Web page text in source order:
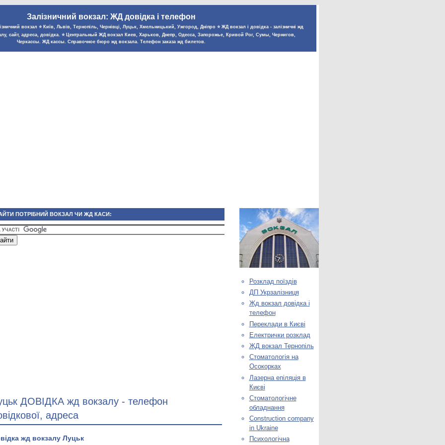
Залізничний вокзал: ЖД довідка і телефон
вокзал ⭐️ Київ, Львів, Тернопіль, Чернівці, Луцьк, Хмельницький, Ужгород, Дніпро ⭐️ ЖД вокзал і довідка - залізничні жд
сайт, адреса, довідка. ⭐️ Центральный ЖД вокзал Киев, Харьков, Днепр, Одесса, Запорожье, Кривой Рог, Сумы, Чернигов,
Черкассы. ЖД кассы. Справочное бюро жд вокзала. Телефон заказа жд билетов.
ПОТРІБНИЙ ВОКЗАЛ ЧИ ЖД КАСИ:
ДОВІДКА жд вокзалу - телефон
адреса
жд вокзалу Луцьк
Розклад поїздів
ДП Укрзалізниця
Жд вокзал довідка і
телефон
Переклади в Києві
Електрички розклад
ЖД вокзал Тернопіль
Стоматологія на
Осокорках
Лазерна епіляція в
Києві
Стоматологічне
обладнання
Construction company
in Ukraine
Психологічна